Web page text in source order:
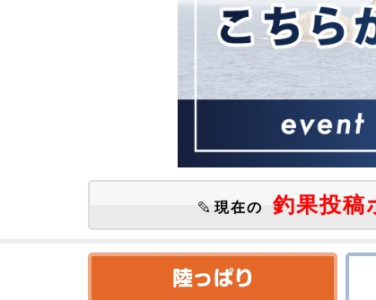
現在の 釣果投稿